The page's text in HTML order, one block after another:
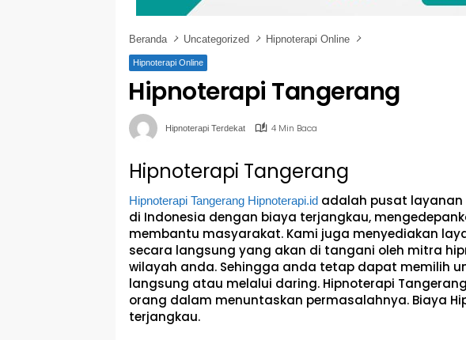
Beranda Uncategorized Hipnoterapi Online
Hipnoterapi Online
Hipnoterapi Tangerang
Hipnoterapi Terdekat 4 Min Baca
Hipnoterapi Tangerang
Hipnoterapi Tangerang Hipnoterapi.id adalah pusat layanan
di Indonesia dengan biaya terjangkau,
membantu masyarakat. Kami juga menyediakan
secara langsung yang akan di tangani oleh mitra
wilayah anda. Sehingga anda tetap dapat memilih
langsung atau melalui daring. Hipnoterapi
orang dalam menuntaskan permasalahnya. Biaya
terjangkau.